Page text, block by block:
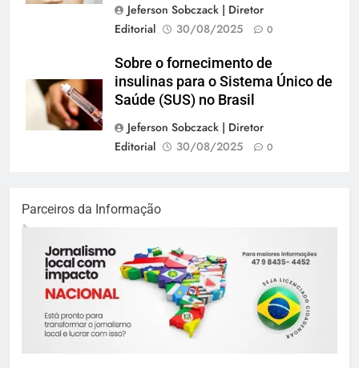
Jeferson Sobczack | Diretor
Editorial
30/08/2025 0
Sobre o fornecimento de
insulinas para o Sistema Único de
Saúde (SUS) no Brasil
Jeferson Sobczack | Diretor
Editorial
30/08/2025 0
Parceiros da Informação